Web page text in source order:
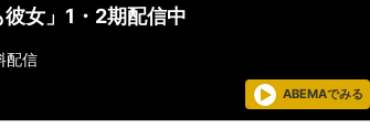
彼女」1・2期配信中
配信
ABEMAでみる